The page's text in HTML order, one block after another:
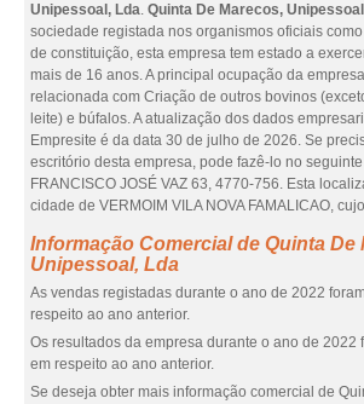
Unipessoal, Lda. Quinta De Marecos,
sociedade registada nos organismos oficiais
de constituição, esta empresa tem estado a
mais de 16 anos. A principal ocupação da
relacionada com Criação de outros bovinos
leite) e búfalos. A atualização dos dados
Empresite é da data 30 de julho de 2026. Se
escritório desta empresa, pode fazê-lo no
FRANCISCO JOSÉ VAZ 63, 4770-756. Esta
cidade de VERMOIM VILA NOVA FAMALICAO,
Informação Comercial de Quinta De
Unipessoal, Lda
As vendas registadas durante o ano de 2022
respeito ao ano anterior.
Os resultados da empresa durante o ano de 2022
em respeito ao ano anterior.
Se deseja obter mais informação comercial de